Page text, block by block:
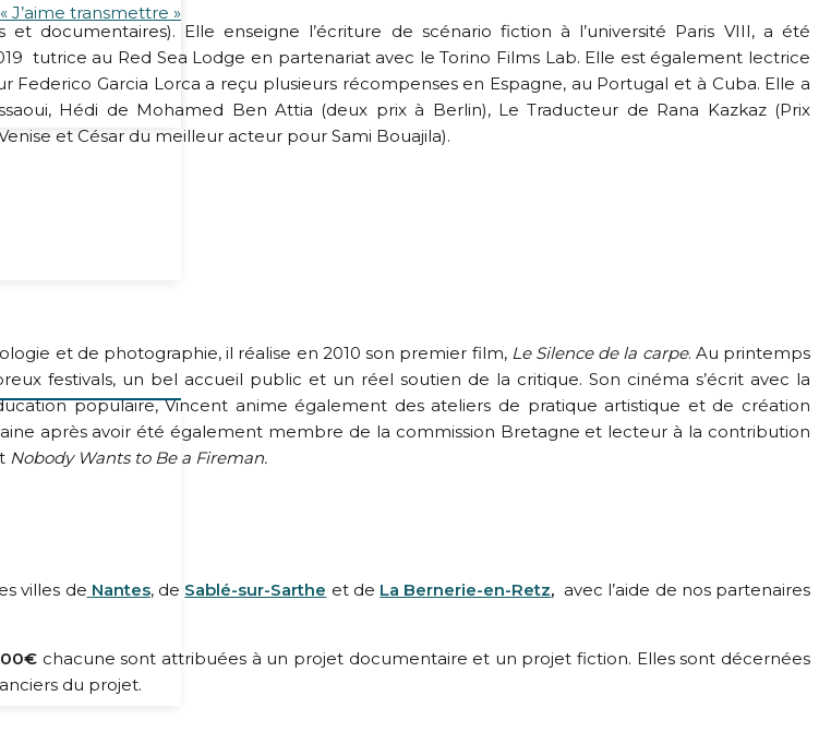
J’aime transmettre »
documentaires). Elle enseigne l’écriture de scénario fiction à l’université Paris VIII, a été
tutrice au Red Sea Lodge en partenariat avec le Torino Films Lab. Elle est également lectrice
Garcia Lorca a reçu plusieurs récompenses en Espagne, au Portugal et à Cuba. Elle a
Hédi de Mohamed Ben Attia (deux prix à Berlin), Le Traducteur de Rana Kazkaz (Prix
et César du meilleur acteur pour Sami Bouajila).
et de photographie, il réalise en 2010 son premier film, Le Silence de la carpe. Au printemps
festivals, un bel accueil public et un réel soutien de la critique. Son cinéma s’écrit avec la
populaire, Vincent anime également des ateliers de pratique artistique et de création
après avoir été également membre de la commission Bretagne et lecteur à la contribution
Nobody Wants to Be a Fireman.
villes de Nantes, de Sablé-sur-Sarthe et de La Bernerie-en-Retz, avec l’aide de nos partenaires
chacune sont attribuées à un projet documentaire et un projet fiction. Elles sont décernées
du projet.